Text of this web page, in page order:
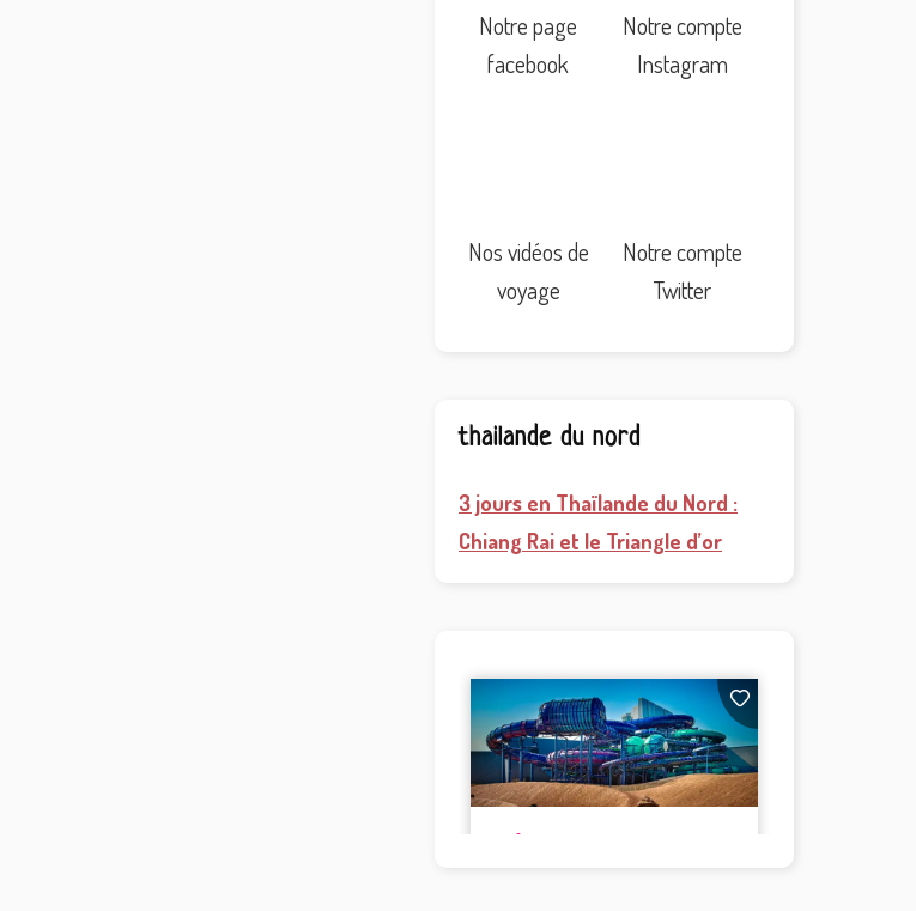
Notre page
facebook
Notre compte
Instagram
Nos vidéos de
voyage
Notre compte
Twitter
thailande du nord
3 jours en Thaïlande du Nord :
Chiang Rai et le Triangle d’or